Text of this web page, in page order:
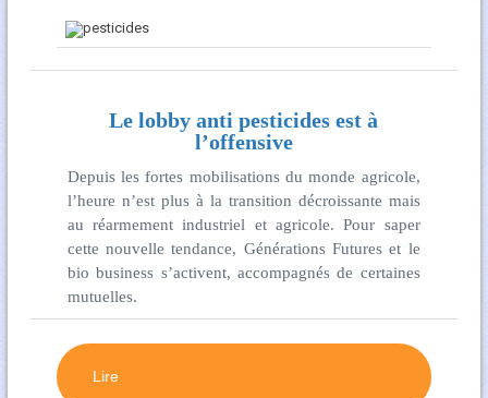
Le lobby anti pesticides est à
l’offensive
Depuis les fortes mobilisations du monde agricole,
l’heure n’est plus à la transition décroissante mais
au réarmement industriel et agricole. Pour saper
cette nouvelle tendance, Générations Futures et le
bio business s’activent, accompagnés de certaines
mutuelles.
Lire